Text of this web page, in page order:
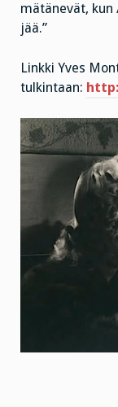
mätänevät, kun
jää.”
Linkki Yves
tulkintaan: